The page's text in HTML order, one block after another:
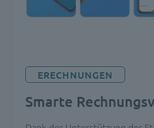
ERECHNUNGEN
Smarte